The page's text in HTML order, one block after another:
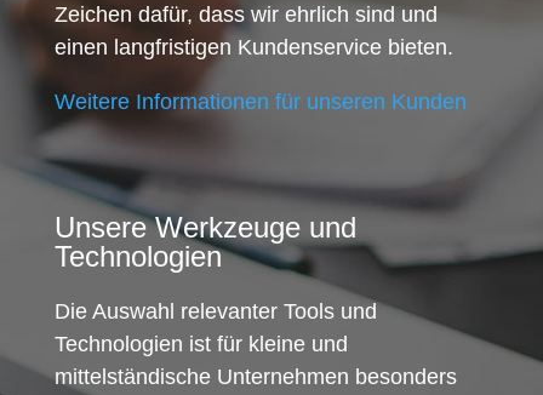
Zeichen dafür, dass wir ehrlich sind und
einen langfristigen Kundenservice bieten.
Weitere Informationen für unseren Kunden
Unsere Werkzeuge und
Technologien
Die Auswahl relevanter Tools und
Technologien ist für kleine und
mittelständische Unternehmen besonders